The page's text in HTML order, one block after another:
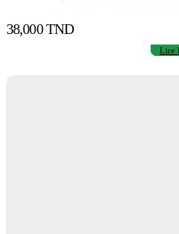
38,000TND
Lire